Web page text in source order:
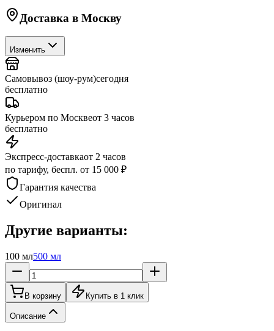
Доставка в Москву
Изменить
Самовывоз (шоу-рум)сегодня
бесплатно
Курьером по Москвеот 3 часов
бесплатно
Экспресс-доставкаот 2 часов
по тарифу, беспл. от 15 000 ₽
Гарантия качества
Оригинал
Другие варианты:
100 мл500 мл
В корзину Купить в 1 клик
Описание